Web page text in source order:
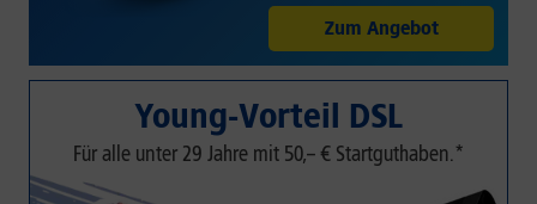
Zum Angebot
Young-Vorteil DSL
Für alle unter 29 Jahre mit 50,– € Startguthaben.*